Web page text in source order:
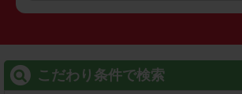
こだわり条件で検索